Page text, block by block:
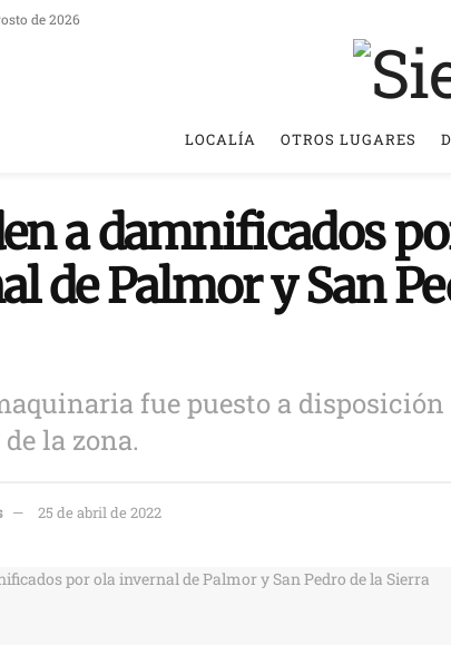
de 2026
LOCALÍA OTROS LUGARES
a damnificados
de Palmor y San
fue puesto a disposición
la zona.
25 de abril de 2022